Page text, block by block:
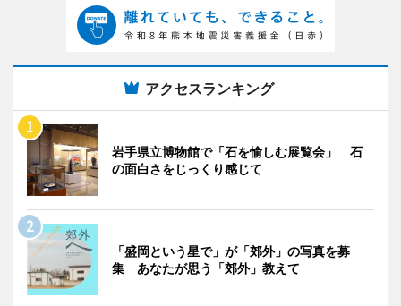
アクセスランキング
岩手県立博物館で「石を愉しむ展覧会」 石
の面白さをじっくり感じて
「盛岡という星で」が「郊外」の写真を募
集 あなたが思う「郊外」教えて